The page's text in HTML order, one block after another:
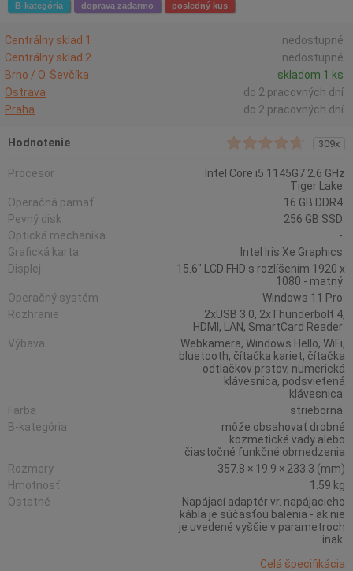
B-kategória doprava zadarmo posledný kus
Centrálny sklad 1
nedostupné
Centrálny sklad 2
nedostupné
Brno / O. Ševčíka
skladom 1 ks
Ostrava
do 2 pracovných dní
Praha
do 2 pracovných dní
Hodnotenie 309x
Procesor
Intel Core i5 1145G7 2.6 GHz
Tiger Lake
Operačná pamäť
16 GB DDR4
Pevný disk
256 GB SSD
Optická mechanika
-
Grafická karta
Intel Iris Xe Graphics
Displej
15.6" LCD FHD s rozlíšením 1920 x
1080 - matný
Operačný systém
Windows 11 Pro
Rozhranie
2xUSB 3.0, 2xThunderbolt 4,
HDMI, LAN, SmartCard Reader
Výbava
Webkamera, Windows Hello, WiFi,
bluetooth, čítačka kariet, čítačka
odtlačkov prstov, numerická
klávesnica, podsvietená
klávesnica
Farba
strieborná
B-kategória
môže obsahovať drobné
kozmetické vady alebo
čiastočné funkčné obmedzenia
Rozmery
357.8 × 19.9 × 233.3 (mm)
Hmotnosť
1.59 kg
Ostatné
Napájací adaptér vr. napájacieho
kábla je súčasťou balenia - ak nie
je uvedené vyššie v parametroch
inak.
Celá špecifikácia